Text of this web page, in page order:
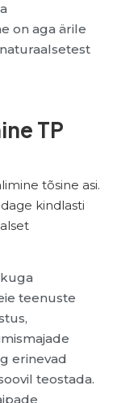
on aga ärile
TP
tõsine asi.
kindlasti
teenuste
erinevad
teostada.